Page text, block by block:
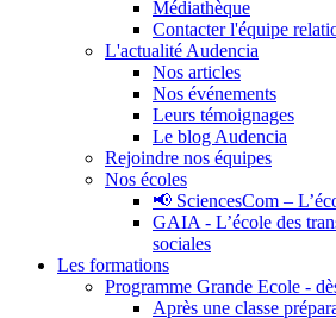
Médiathèque
Contacter l'équipe
L'actualité Audencia
Nos articles
Nos événements
Leurs témoignages
Le blog Audencia
Rejoindre nos équipes
Nos écoles
📢 SciencesCom –
GAIA - L’école des
sociales
Les formations
Programme Grande Ecole -
Après une classe